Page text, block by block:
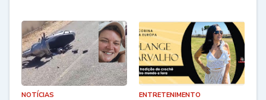
NOTÍCIAS ENTRETENIMENTO